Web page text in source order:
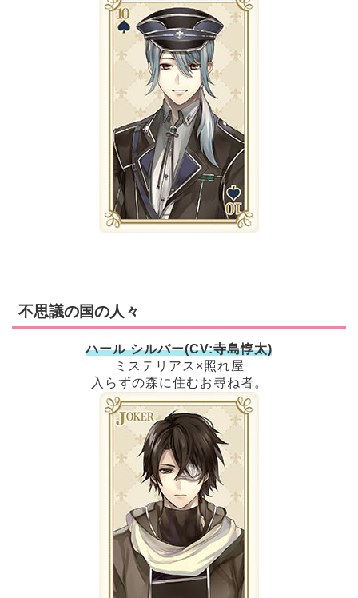
不思議の国の人々
ハール シルバー(CV:寺島惇太)
ミステリアス×照れ屋
入らずの森に住むお尋ね者。